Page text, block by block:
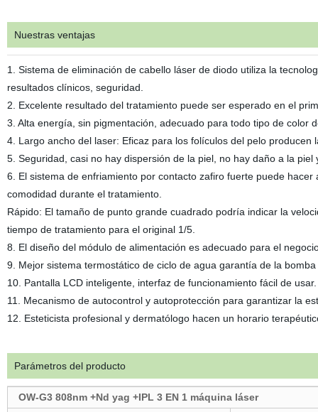
Nuestras ventajas
1. Sistema de eliminación de cabello láser de diodo utiliza la
resultados clínicos, seguridad.
2. Excelente resultado del tratamiento puede ser esperado en el
3. Alta energía, sin pigmentación, adecuado para todo tipo de color
4. Largo ancho del laser: Eficaz para los folículos del pelo
5. Seguridad, casi no hay dispersión de la piel, no hay daño a la
6. El sistema de enfriamiento por contacto zafiro fuerte puede
comodidad durante el tratamiento.
Rápido: El tamaño de punto grande cuadrado podría indicar la
tiempo de tratamiento para el original 1/5.
8. El diseño del módulo de alimentación es adecuado para el
9. Mejor sistema termostático de ciclo de agua garantía de la
10. Pantalla LCD inteligente, interfaz de funcionamiento fácil de usar.
11. Mecanismo de autocontrol y autoprotección para garantizar la
12. Esteticista profesional y dermatólogo hacen un horario
Parámetros del producto
OW-G3 808nm +Nd yag +IPL 3 EN 1 máquina láser